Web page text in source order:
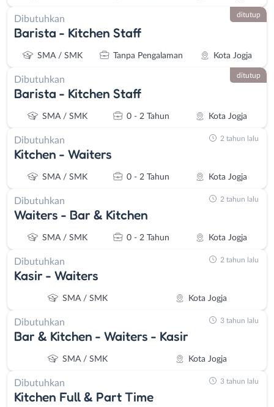
Dibutuhkan
Barista - Kitchen Staff
SMA / SMK Tanpa Pengalaman Kota Jogja
ditutup
Dibutuhkan
Barista - Kitchen Staff
SMA / SMK 0 - 2 Tahun Kota Jogja
ditutup
Dibutuhkan
Kitchen - Waiters
SMA / SMK 0 - 2 Tahun Kota Jogja
2 tahun lalu
Dibutuhkan
Waiters - Bar & Kitchen
SMA / SMK 0 - 2 Tahun Kota Jogja
2 tahun lalu
Dibutuhkan
Kasir - Waiters
SMA / SMK Kota Jogja
2 tahun lalu
Dibutuhkan
Bar & Kitchen - Waiters - Kasir
SMA / SMK Kota Jogja
3 tahun lalu
Dibutuhkan
Kitchen Full & Part Time
3 tahun lalu